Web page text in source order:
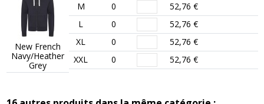
New French
Navy/Heather
Grey
M
0
52,76 €
L
0
52,76 €
XL
0
52,76 €
XXL
0 52,76 €